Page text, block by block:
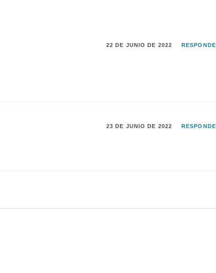
22 DE JUNIO DE 2022
23 DE JUNIO DE 2022